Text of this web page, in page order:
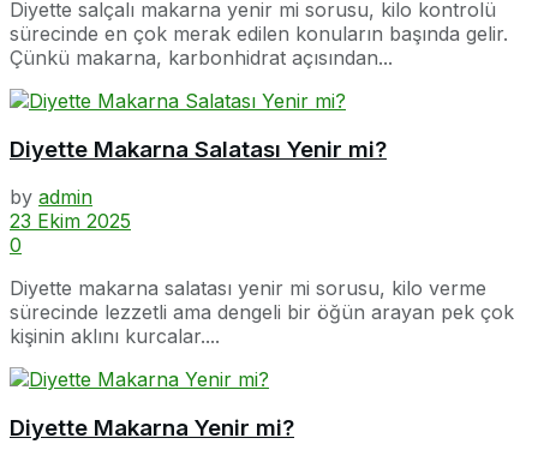
Diyette salçalı makarna yenir mi sorusu, kilo kontrolü
sürecinde en çok merak edilen konuların başında gelir.
Çünkü makarna, karbonhidrat açısından...
Diyette Makarna Salatası Yenir mi?
by admin
23 Ekim 2025
0
Diyette makarna salatası yenir mi sorusu, kilo verme
sürecinde lezzetli ama dengeli bir öğün arayan pek çok
kişinin aklını kurcalar....
Diyette Makarna Yenir mi?